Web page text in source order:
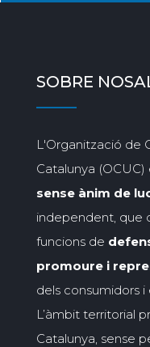
SOBRE
L'Organització de
Catalunya (OCUC)
sense ànim de
independent, que
funcions de
promoure i
dels consumidors i
L’àmbit territorial
Catalunya, sense